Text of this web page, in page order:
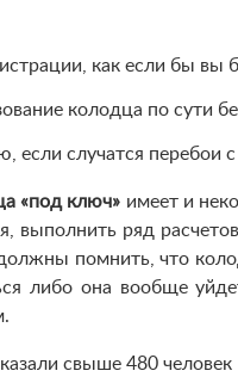
как если бы вы
колодца по сути
случатся перебои
«под ключ» имеет и
ряд
помнить, что
либо она вообще
свыше 480 человек